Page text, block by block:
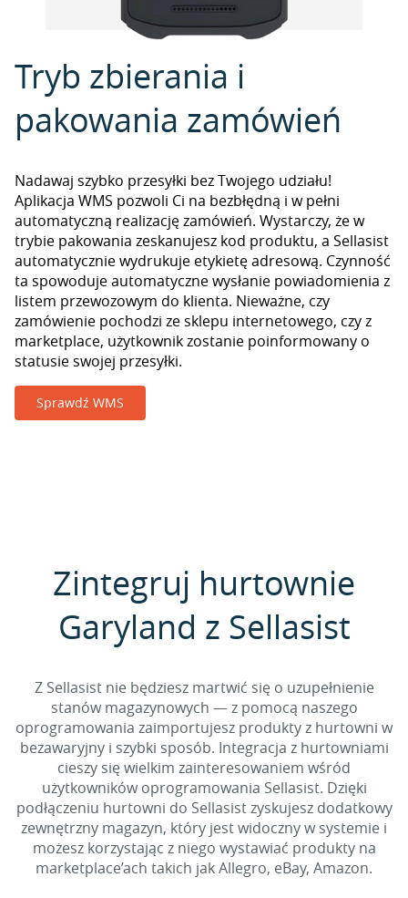
Tryb zbierania i
pakowania zamówień
Nadawaj szybko przesyłki bez Twojego udziału!
Aplikacja WMS pozwoli Ci na bezbłędną i w pełni
automatyczną realizację zamówień. Wystarczy, że w
trybie pakowania zeskanujesz kod produktu, a Sellasist
automatycznie wydrukuje etykietę adresową. Czynność
ta spowoduje automatyczne wysłanie powiadomienia z
listem przewozowym do klienta. Nieważne, czy
zamówienie pochodzi ze sklepu internetowego, czy z
marketplace, użytkownik zostanie poinformowany o
statusie swojej przesyłki.
Sprawdź WMS
Zintegruj hurtownie
Garyland z Sellasist
Z Sellasist nie będziesz martwić się o uzupełnienie
stanów magazynowych — z pomocą naszego
oprogramowania zaimportujesz produkty z hurtowni w
bezawaryjny i szybki sposób. Integracja z hurtowniami
cieszy się wielkim zainteresowaniem wśród
użytkowników oprogramowania Sellasist. Dzięki
podłączeniu hurtowni do Sellasist zyskujesz dodatkowy
zewnętrzny magazyn, który jest widoczny w systemie i
możesz korzystając z niego wystawiać produkty na
marketplace’ach takich jak Allegro, eBay, Amazon.